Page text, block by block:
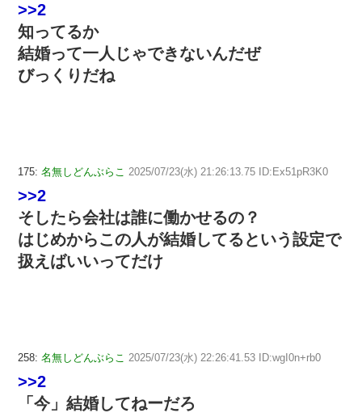
>>2
知ってるか
結婚って一人じゃできないんだぜ
びっくりだね
175: 名無しどんぶらこ 2025/07/23(水) 21:26:13.75 ID:Ex51pR3K0
>>2
そしたら会社は誰に働かせるの？
はじめからこの人が結婚してるという設定で
扱えばいいってだけ
258: 名無しどんぶらこ 2025/07/23(水) 22:26:41.53 ID:wgI0n+rb0
>>2
「今」結婚してねーだろ